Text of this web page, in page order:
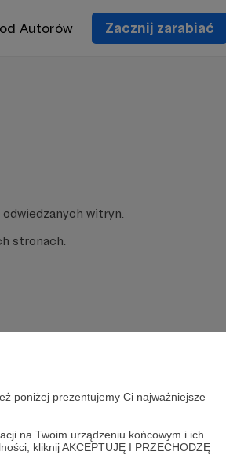
poniżej prezentujemy Ci najważniejsze
na Twoim urządzeniu końcowym i ich
kliknij AKCEPTUJĘ I PRZECHODZĘ
Autorów Zacznij zarabiać
witryn.
stronach.